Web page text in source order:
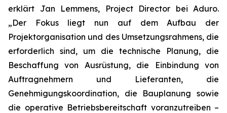
erklärt Jan Lemmens, Project Director bei Aduro.
„Der Fokus liegt nun auf dem Aufbau der
Projektorganisation und des Umsetzungsrahmens, die
erforderlich sind, um die technische Planung, die
Beschaffung von Ausrüstung, die Einbindung von
Auftragnehmern und Lieferanten, die
Genehmigungskoordination, die Bauplanung sowie
die operative Betriebsbereitschaft voranzutreiben –